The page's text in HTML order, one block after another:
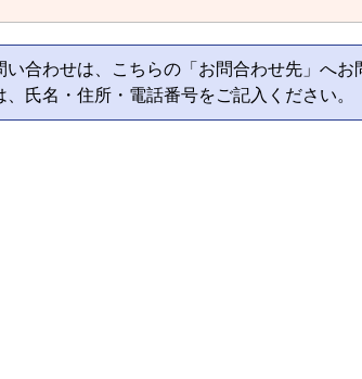
い合わせは、こちらの「お問合わせ先」へ
、氏名・住所・電話番号をご記入ください。